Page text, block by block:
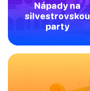
Nápady na
silvestrovskou
party